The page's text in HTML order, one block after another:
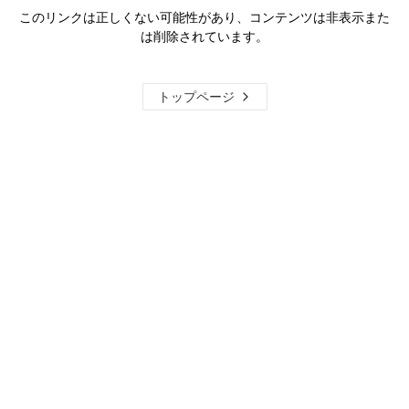
このリンクは正しくない可能性があり、コンテンツは非表示また
は削除されています。
トップページ